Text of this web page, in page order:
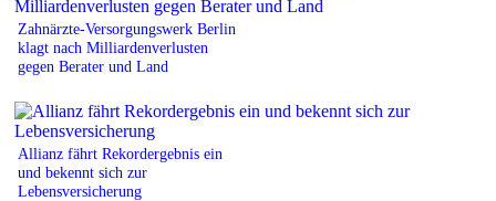
Zahnärzte-Versorgungswerk Berlin
klagt nach Milliardenverlusten
gegen Berater und Land
Allianz fährt Rekordergebnis ein
und bekennt sich zur
Lebensversicherung